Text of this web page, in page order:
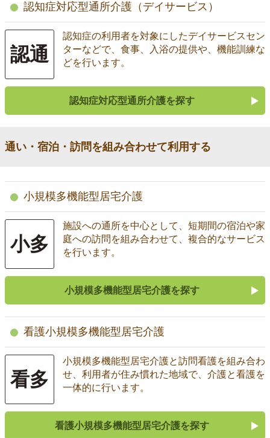
認知症対応型通所介護（デイサービス）
認通
認知症の利用者を対象にしたデイサービスセン
ターなどで、食事、入浴の提供や、機能訓練な
どを行います。
認知症対応型通所介護を探す
通い・宿泊・訪問を組み合わせて利用する
小規模多機能型居宅介護
小多
施設への通所を中心として、短期間の宿泊や家
庭への訪問を組み合わせて、複合的なサービス
を行います。
小規模多機能型居宅介護を探す
看護小規模多機能型居宅介護
看多
小規模多機能型居宅介護と訪問看護を組み合わ
せ、利用者が住み慣れた地域で、介護と看護を
一体的に行います。
看護小規模多機能型居宅介護を探す